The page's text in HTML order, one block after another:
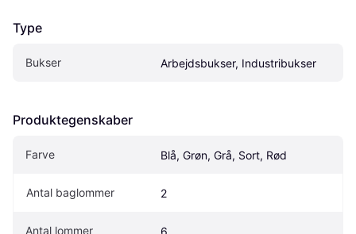
Type
Bukser Arbejdsbukser, Industribukser
Produktegenskaber
Farve Blå, Grøn, Grå, Sort, Rød
Antal baglommer 2
Antal lommer